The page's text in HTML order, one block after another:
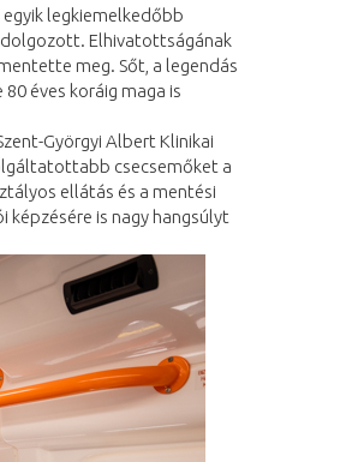
legkiemelkedőbb
dolgozott. Elhivatottságának
meg. Sőt, a legendás
éves koráig maga is
Györgyi Albert Klinikai
csecsemőket a
ellátás és a mentési
is nagy hangsúlyt